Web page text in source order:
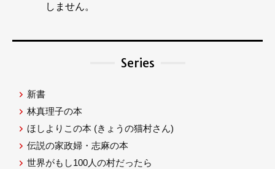
しません。
Series
新書
林真理子の本
ほしよりこの本 (きょうの猫村さん)
伝説の家政婦・志麻の本
世界がもし100人の村だったら